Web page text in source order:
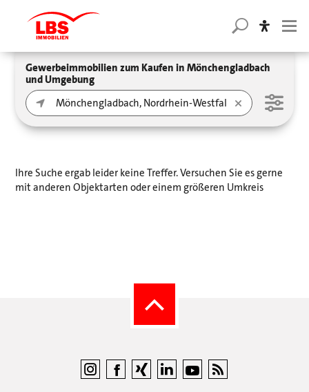
Gewerbeimmobilien zum Kaufen in Mönchengladbach
und Umgebung
Ihre Suche ergab leider keine Treffer. Versuchen Sie es gerne
mit anderen Objektarten oder einem größeren Umkreis